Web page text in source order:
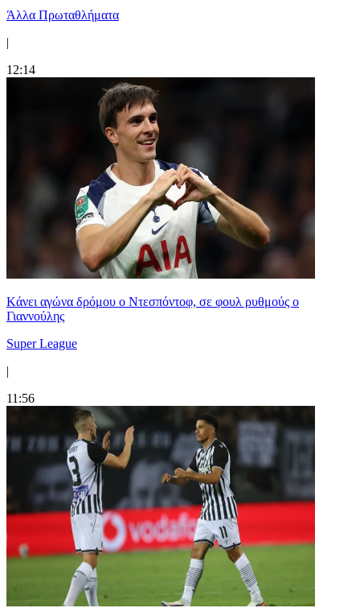
Άλλα Πρωταθλήματα
|
12:14
Kάνει αγώνα δρόμου ο Ντεσπόντοφ, σε φουλ ρυθμούς ο
Γιαννούλης
Super League
|
11:56